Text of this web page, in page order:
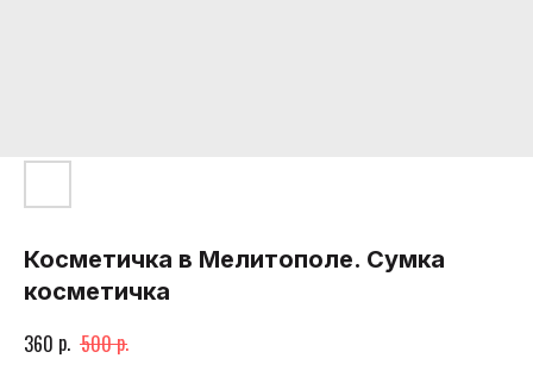
Косметичка в Мелитополе. Сумка
косметичка
360 р. 500р.